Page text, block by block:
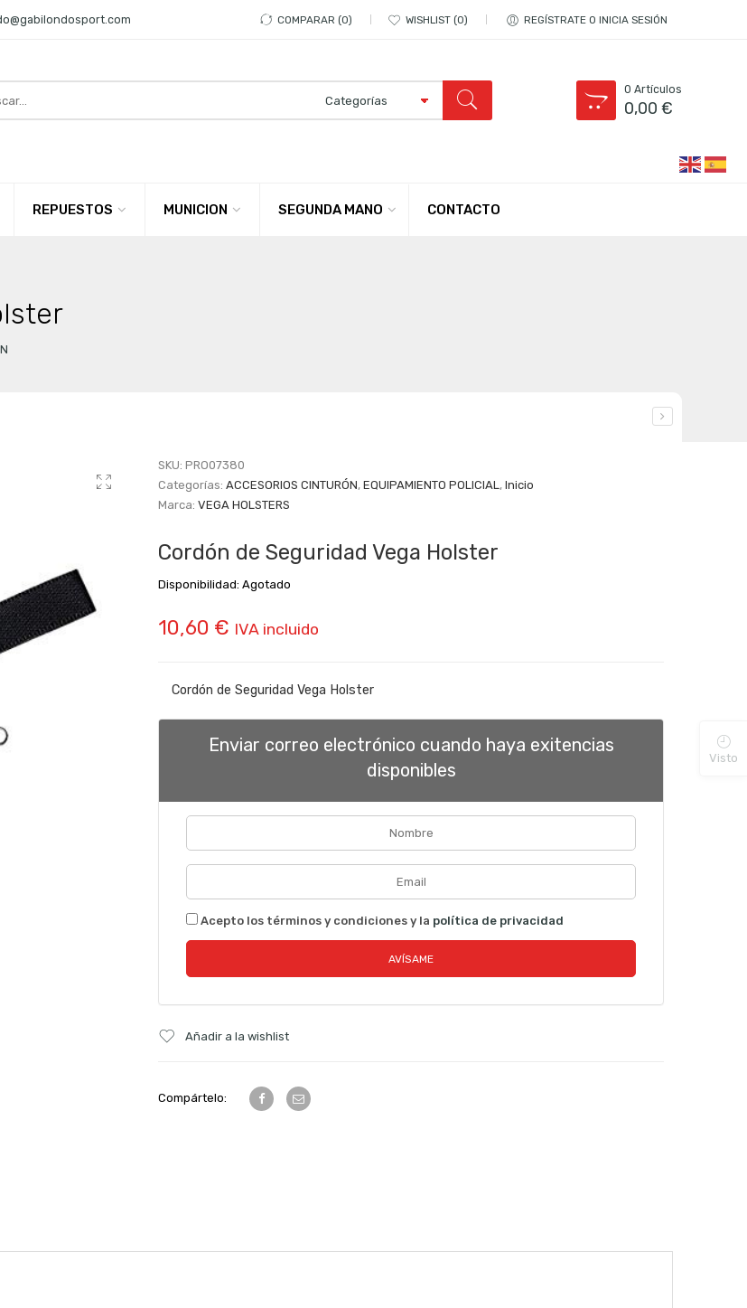
COMPARAR 0 WISHLIST 0 REGÍSTRATE O INICIA SESIÓN
0 Artículos
0,00€
REPUESTOS MUNICION SEGUNDA MANO CONTACTO
SKU: PRO07380
Categorías: ACCESORIOS CINTURÓN, EQUIPAMIENTO POLICIAL, Inicio
Marca: VEGA HOLSTERS
Cordón de Seguridad Vega Holster
Disponibilidad: Agotado
10,60 € IVA incluido
Cordón de Seguridad Vega Holster
Enviar correo electrónico cuando haya exitencias
disponibles
Acepto los términos y condiciones y la política de privacidad
Añadir a la wishlist
Compártelo:
Visto